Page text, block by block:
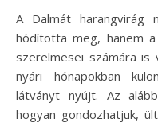
A Dalmát harangvirág
hódította meg, hanem
szerelmesei számára is
nyári hónapokban
látványt nyújt. Az
hogyan gondozhatjuk,